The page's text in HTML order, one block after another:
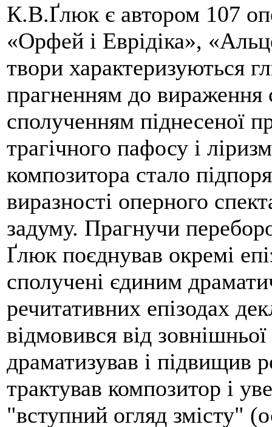
К.В.Ґлюк є автором 107
«Орфей і Еврідіка»,
твори характеризуються
прагненням до вираження
сполученням піднесеної
трагічного пафосу і
композитора стало
виразності оперного
задуму. Прагнучи
Ґлюк поєднував окремі
сполучені єдиним
речитативних епізодах
відмовився від
драматизував і підвищив
трактував композитор і
"вступний огляд змісту"